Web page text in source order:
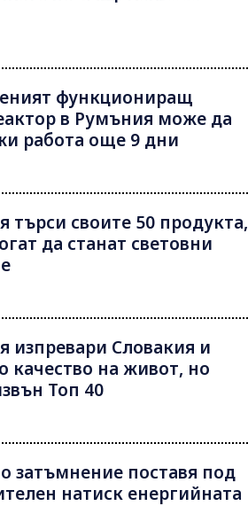
функциониращ
в Румъния може да
работа още 9 дни
търси своите 50 продукта,
да станат световни
изпревари Словакия и
качество на живот, но
Топ 40
затъмнение поставя под
натиск енергийната